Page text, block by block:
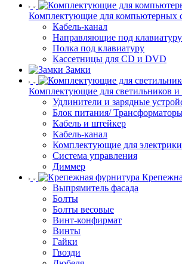
Комплектующие для компьютерных
Кабель-канал
Направляющие под клавиатуру
Полка под клавиатуру
Кассетницы для CD и DVD
Замки
Комплектующие для светильников и
Удлинители и зарядные
Блок питания/
Кабель и штейкер
Кабель-канал
Комплектующие для электрики
Система управления
Диммер
Выпрямитель фасада
Болты
Болты весовые
Винт-конфирмат
Винты
Гайки
Гвозди